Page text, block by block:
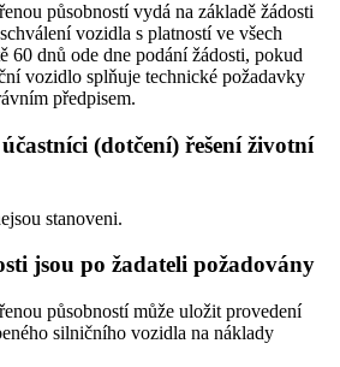
působností vydá na základě žádosti
vozidla s platností ve všech
60 dnů ode dne podání žádosti, pokud
vozidlo splňuje technické požadavky
předpisem.
(dotčení) řešení životní
stanoveni.
jsou po žadateli požadovány
působností může uložit provedení
silničního vozidla na náklady